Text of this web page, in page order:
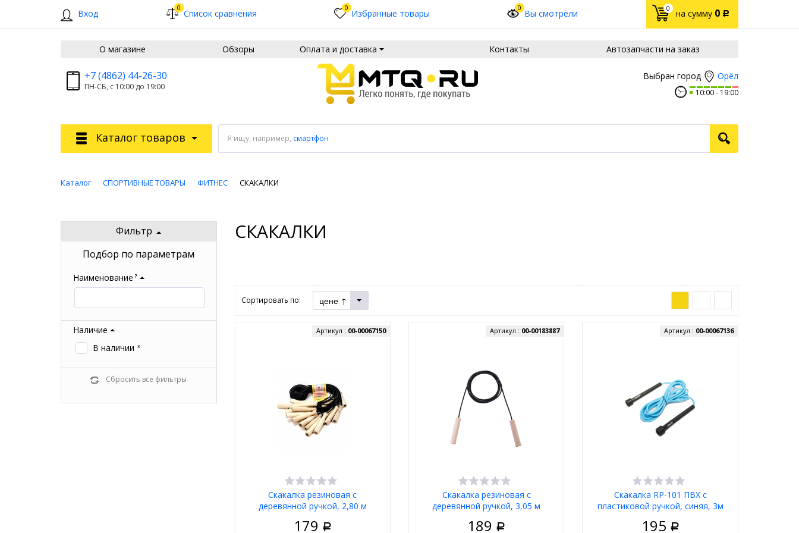
Вход 0 Список сравнения 0 Избранные товары 0 Вы смотрели 0 на сумму 0 Р
О магазине Обзоры Оплата и доставка Контакты Автозапчасти на заказ
Выбран город Орёл
10:00 19:00
+7 (4862) 44-26-30
ПН-СБ, с 10:00 до 19:00
Я ищу, например, смартфон
Каталог товаров
Каталог СПОРТИВНЫЕ ТОВАРЫ ФИТНЕС СКАКАЛКИ
Фильтр
Подбор по параметрам
Наименование ?
Наличие
В наличии 3
Сбросить все фильтры
СКАКАЛКИ
Сортировать по: цене ↑
Скакалка резиновая с
деревянной ручкой, 2,80 м
Артикул : 00-00067150
179 Р
Скакалка резиновая с
деревянной ручкой, 3,05 м
Артикул : 00-00183887
189 Р
Скакалка RP-101 ПВХ с
плаcтиковой ручкой, синяя, 3м
Артикул : 00-00067136
195 Р